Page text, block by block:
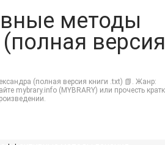
методы
версия
(полная версия книги .txt) 📗. Жанр:
mybrary.info (MYBRARY) или прочесть